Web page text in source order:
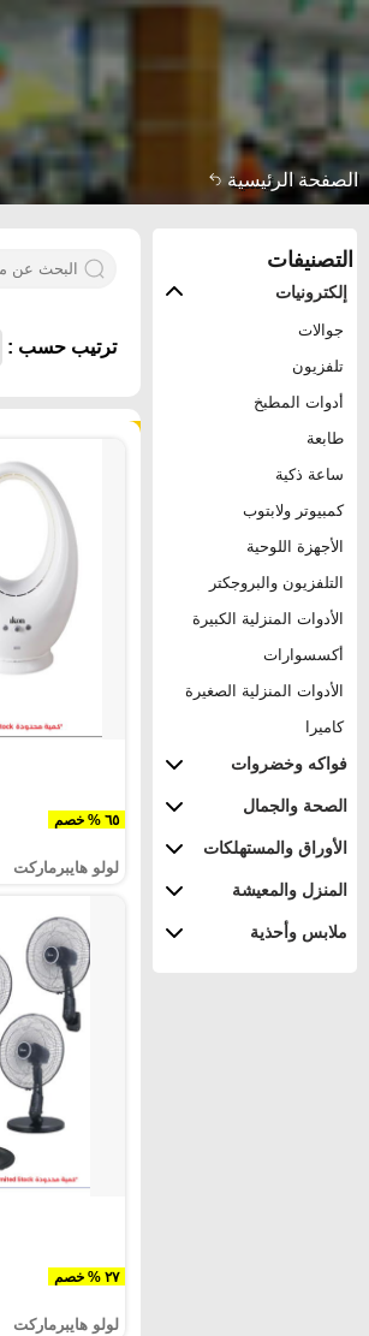
الصفحة الرئيسية
التصنيفات
إلكترونيات
جوالات
تلفزيون
أدوات المطبخ
طابعة
ساعة ذكية
كمبيوتر ولابتوب
الأجهزة اللوحية
التلفزيون والبروجكتر
الأدوات المنزلية الكبيرة
أكسسوارات
الأدوات المنزلية الصغيرة
كاميرا
فواكه وخضروات
الصحة والجمال
الأوراق والمستهلكات
المنزل والمعيشة
ملابس وأحذية
ترتيب حسب :
٦٥ % خصم
لولو هايبرماركت
٢٧ % خصم
لولو هايبرماركت